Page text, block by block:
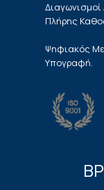
Πλήρης
Ψηφιακός
Υπογραφή.